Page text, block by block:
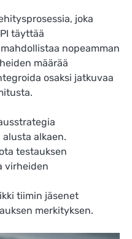
joka
täyttää
nopeamman
määrää
osaksi jatkuvaa
alkaen.
testauksen
virheiden
tiimin jäsenet
merkityksen.